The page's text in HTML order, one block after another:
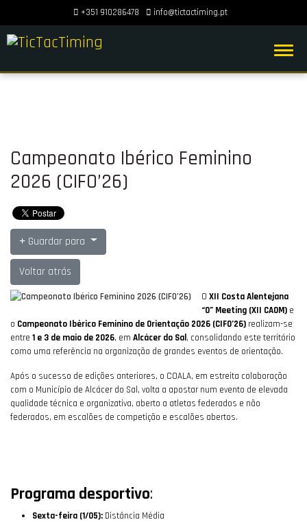
+351 910286478 info@tictactiming.pt
Campeonato Ibérico Feminino
2026 (CIFO’26)
Guardar para
Voltar atrás
O XII Costa Alentejana
“O” Meeting (XII CAOM) e
o Campeonato Ibérico Feminino de Orientação 2026 (CIFO’26) realizam-se
entre 1 e 3 de maio de 2026, em Alcácer do Sal , consolidando este território
como uma referência na organização de grandes eventos de orientação.
Após o sucesso de edições anteriores, o COALA, em estreita colaboração
com o Município de Alcácer do Sal, volta a apostar num evento de elevada
qualidade técnica e organizativa, aberto a atletas federados e não
federados, em escalões de competição e escalões abertos.
Programa desportivo:
Sexta-feira (1/05): Distância Média